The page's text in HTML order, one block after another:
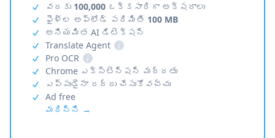
వరకు 100,000 ఒక్కసారిగా అక్షరాలు
ఫైళ్ల అప్‌లోడ్ పరిమితి 100 MB
అనియమిత AI డిటెక్షన్
Translate Agent
i
Pro OCR
i
Chrome ఎక్స్‌టెన్షన్ మద్దతు
ఎప్పుడైనా రద్దు చేసుకోవచ్చు
Ad free
మరిన్ని →